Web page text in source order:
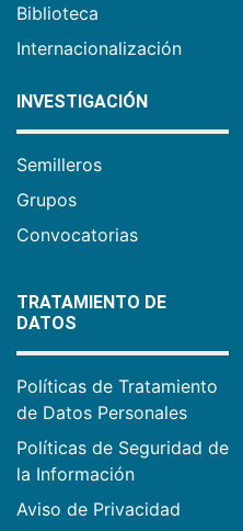
Biblioteca
Internacionalización
INVESTIGACIÓN
Semilleros
Grupos
Convocatorias
TRATAMIENTO DE
DATOS
Políticas de Tratamiento
de Datos Personales
Políticas de Seguridad de
la Información
Aviso de Privacidad